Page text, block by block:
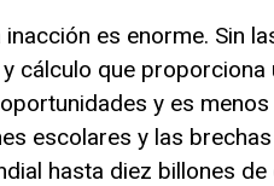
inacción es enorme. Sin
cálculo que
y es
escolares y las
hasta diez billones